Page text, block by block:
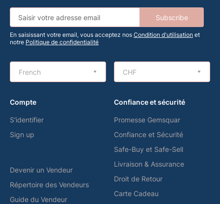
Subscribe
En saisissant votre email, vous acceptez nos Condition d'utilisation et
notre Politique de confidentialité
French CHF
Compte
S'identifier
Sign up
Devenir un Vendeur
Répertoire des Vendeurs
Guide du Vendeur
Confiance et sécurité
Promesse Gemsquar
Confiance et Sécurité
Safe-Buy et Safe-Sell
Livraison & Assurance
Droit de Retour
Carte Cadeau